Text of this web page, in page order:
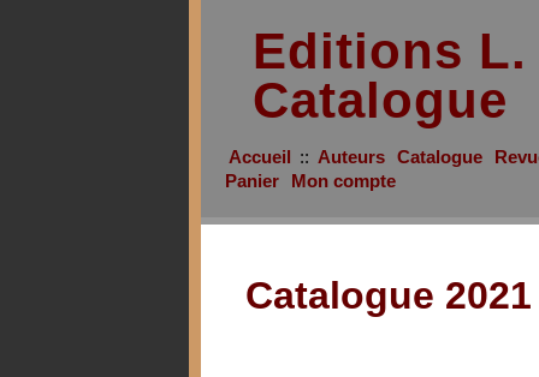
Editions
Catalogue
Accueil :: Auteurs Catalogue
Panier
Mon compte
Catalogue 2021